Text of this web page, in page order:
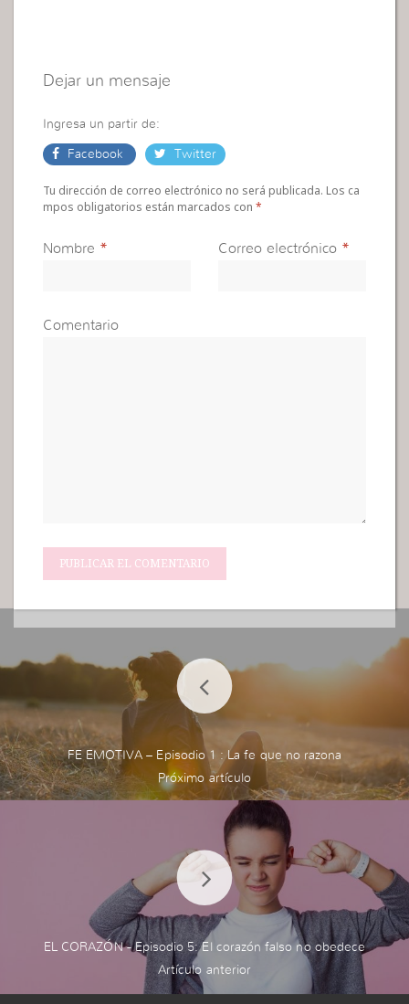
Dejar un mensaje
Ingresa un partir de:
Facebook Twitter
Tu dirección de correo electrónico no será publicada. Los ca
mpos obligatorios están marcados con*
Nombre * Correo electrónico *
Comentario
FE EMOTIVA – Episodio 1 : La fe que no razona
EL CORAZÓN - Episodio 5: El corazón falso no obedece